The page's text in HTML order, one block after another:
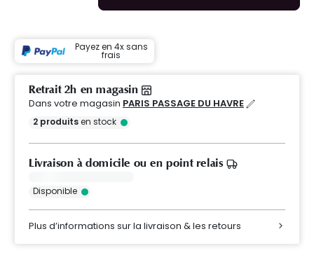
Payez en 4x sans
frais
Retrait 2h en magasin
Dans votre magasin PARIS PASSAGE DU HAVRE
2 produitsen stock
Livraison à domicile ou en point relais
Disponible
Plus d’informations sur la livraison & les retours